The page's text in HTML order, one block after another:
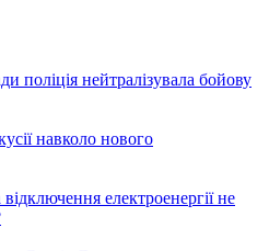
поліція нейтралізувала бойову
навколо нового
електроенергії не